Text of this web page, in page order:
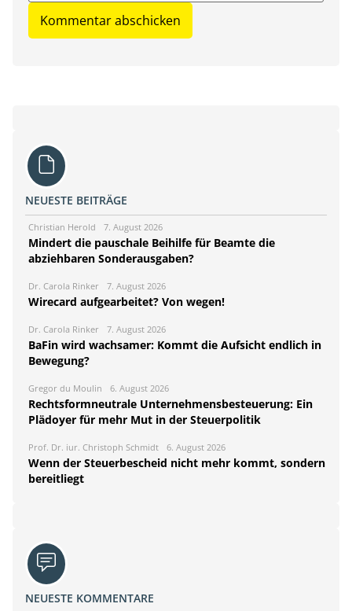
NEUESTE BEITRÄGE
Christian Herold 7. August 2026
Mindert die pauschale Beihilfe für Beamte die
abziehbaren Sonderausgaben?
Dr. Carola Rinker 7. August 2026
Wirecard aufgearbeitet? Von wegen!
Dr. Carola Rinker 7. August 2026
BaFin wird wachsamer: Kommt die Aufsicht endlich in
Bewegung?
Gregor du Moulin 6. August 2026
Rechtsformneutrale Unternehmensbesteuerung: Ein
Plädoyer für mehr Mut in der Steuerpolitik
Prof. Dr. iur. Christoph Schmidt 6. August 2026
Wenn der Steuerbescheid nicht mehr kommt, sondern
bereitliegt
NEUESTE KOMMENTARE